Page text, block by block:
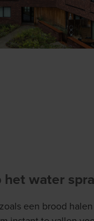
water
een brood